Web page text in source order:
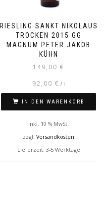
RIESLING SANKT NIKOLAUS
TROCKEN 2015 GG
MAGNUM PETER JAKOB
KÜHN
149,00 €
92,00 € / l
IN DEN WARENKORB
inkl. 19 % MwSt.
zzgl. Versandkosten
Lieferzeit: 3-5 Werktage